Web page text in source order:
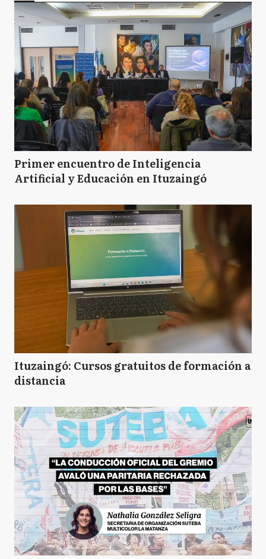
Primer encuentro de Inteligencia
Artificial y Educación en Ituzaingó
Ituzaingó: Cursos gratuitos de formación a
distancia